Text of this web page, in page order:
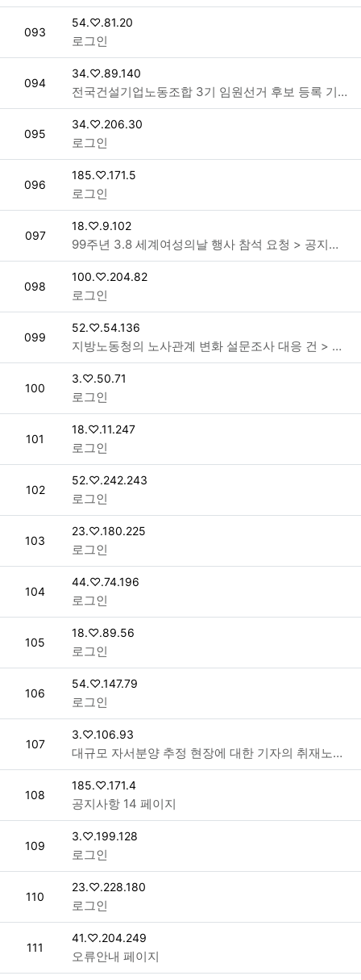
번호
093
접속자
54.♡.81.20
로그인
번호
094
접속자
34.♡.89.140
전국건설기업노동조합 3기 임원선거 후보 등록 기간 공고 (양식파일 첨부) > 공지사항
번호
095
접속자
34.♡.206.30
로그인
번호
096
접속자
185.♡.171.5
로그인
번호
097
접속자
18.♡.9.102
99주년 3.8 세계여성의날 행사 참석 요청 > 공지사항
번호
098
접속자
100.♡.204.82
로그인
번호
099
접속자
52.♡.54.136
지방노동청의 노사관계 변화 설문조사 대응 건 > 공지사항
번호
100
접속자
3.♡.50.71
로그인
번호
101
접속자
18.♡.11.247
로그인
번호
102
접속자
52.♡.242.243
로그인
번호
103
접속자
23.♡.180.225
로그인
번호
104
접속자
44.♡.74.196
로그인
번호
105
접속자
18.♡.89.56
로그인
번호
106
접속자
54.♡.147.79
로그인
번호
107
접속자
3.♡.106.93
대규모 자서분양 추정 현장에 대한 기자의 취재노력 > 새소식
번호
108
접속자
185.♡.171.4
공지사항 14 페이지
번호
109
접속자
3.♡.199.128
로그인
번호
110
접속자
23.♡.228.180
로그인
번호
111
접속자
41.♡.204.249
오류안내 페이지